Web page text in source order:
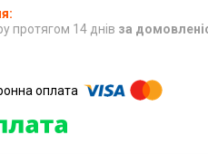
протягом 14 днів за